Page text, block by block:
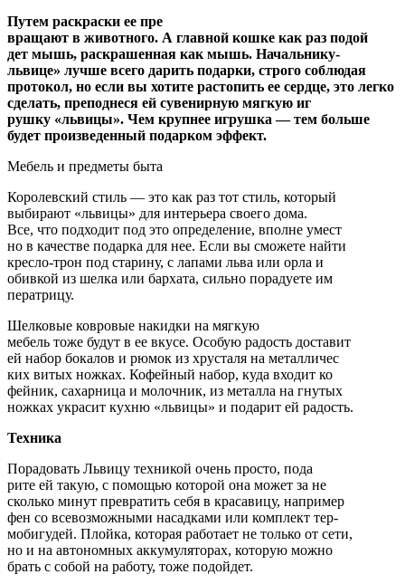
Путем раскраски ее пре­
вращают в животного. А главной кошке как раз подой­
дет мышь, раскрашенная как мышь. Начальнику-
львице» лучше всего дарить подарки, строго соблюдая
протокол, но если вы хотите растопить ее сердце, это легко
сделать, преподнеся ей сувенирную мягкую иг­
рушку «львицы». Чем крупнее игрушка — тем больше
будет произведенный подарком эффект.
Мебель и предметы быта
Королевский стиль — это как раз тот стиль, кото­рый
выбирают «львицы» для интерьера своего дома.
Все, что подходит под это определение, вполне умест­
но в качестве подарка для нее. Если вы сможете найти
кресло-трон под старину, с лапами льва или орла и
обивкой из шелка или бархата, сильно порадуете им­
ператрицу.
Шелковые ковровые накидки на мягкую
мебель тоже будут в ее вкусе. Особую радость доставит
ей набор бокалов и рюмок из хрусталя на металличес­
ких витых ножках. Кофейный набор, куда входит ко­
фейник, сахарница и молочник, из металла на гнутых
ножках украсит кухню «львицы» и подарит ей радость.
Техника
Порадовать Львицу техникой очень просто, пода­
рите ей такую, с помощью которой она может за не­
сколько минут превратить себя в красавицу, например
фен со всевозможными насадками или комплект тер-
мобигудей. Плойка, которая работает не только от сети,
но и на автономных аккумуляторах, которую можно
брать с собой на работу, тоже подойдет.